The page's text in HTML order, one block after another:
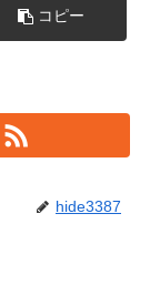
コピー
hide3387